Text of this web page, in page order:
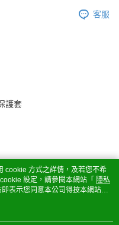
客服
護套
cookie 方式之詳情，及若您不希
設定，請參閱本網站「 隱私
表示您同意本公司得按本網站使